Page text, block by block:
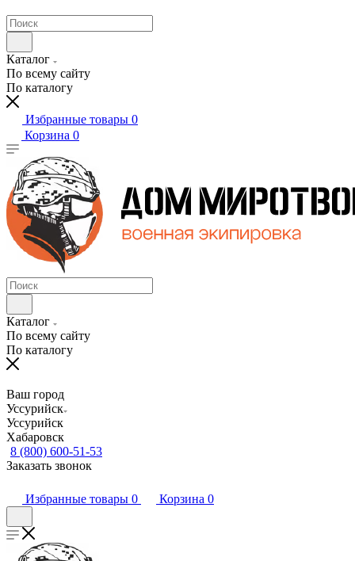
Каталог
По всему сайту
По каталогу
Избранные товары 0
Корзина 0
Каталог
По всему сайту
По каталогу
Ваш город
Уссурийск
Уссурийск
Хабаровск
8 (800) 600-51-53
Заказать звонок
Избранные товары 0 Корзина 0